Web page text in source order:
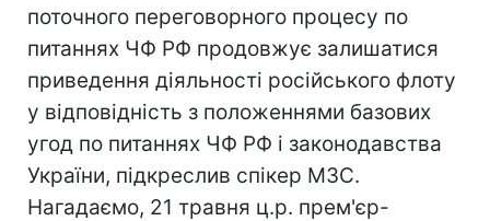
поточного переговорного процесу по
питаннях ЧФ РФ продовжує залишатися
приведення діяльності російського флоту
у відповідність з положеннями базових
угод по питаннях ЧФ РФ і законодавства
України, підкреслив спікер МЗС.
Нагадаємо, 21 травня ц.р. прем'єр-